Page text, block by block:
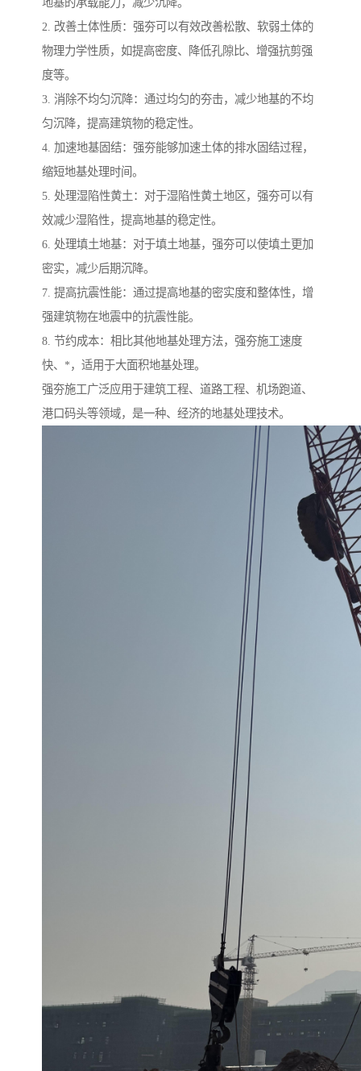
2. 改善土体性质：强夯可以有效改善松散、软弱土体的
物理力学性质，如提高密度、降低孔隙比、增强抗剪强
度等。
3. 消除不均匀沉降：通过均匀的夯击，减少地基的不均
匀沉降，提高建筑物的稳定性。
4. 加速地基固结：强夯能够加速土体的排水固结过程，
缩短地基处理时间。
5. 处理湿陷性黄土：对于湿陷性黄土地区，强夯可以有
效减少湿陷性，提高地基的稳定性。
6. 处理填土地基：对于填土地基，强夯可以使填土更加
密实，减少后期沉降。
7. 提高抗震性能：通过提高地基的密实度和整体性，增
强建筑物在地震中的抗震性能。
8. 节约成本：相比其他地基处理方法，强夯施工速度
快、*，适用于大面积地基处理。
强夯施工广泛应用于建筑工程、道路工程、机场跑道、
港口码头等领域，是一种、经济的地基处理技术。